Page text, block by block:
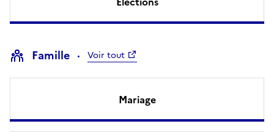
Famille Voir tout
Mariage